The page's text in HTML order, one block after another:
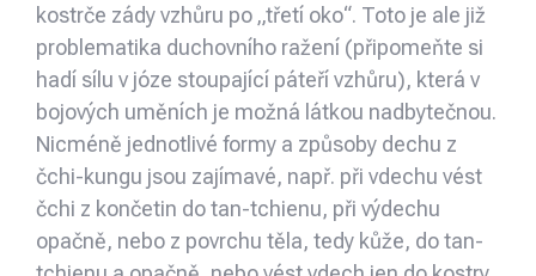
kostrče zády vzhůru po „třetí oko“. Toto je ale již
problematika duchovního ražení (připomeňte si
hadí sílu v józe stoupající páteří vzhůru), která v
bojových uměních je možná látkou nadby­tečnou.
Nicméně jednotlivé formy a způsoby dechu z
čchi-kungu jsou zajímavé, např. při vdechu vést
čchi z končetin do tan-tchienu, při výdechu
opačně, nebo z povrchu těla, tedy kůže, do tan-